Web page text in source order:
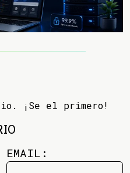
¡Se el primero!
EMAIL: